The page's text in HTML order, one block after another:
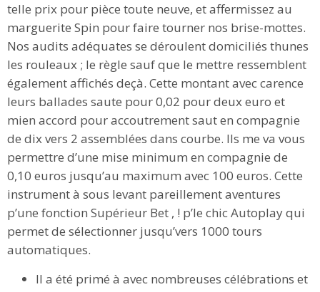
telle prix pour pièce toute neuve, et affermissez au
marguerite Spin pour faire tourner nos brise-mottes.
Nos audits adéquates se déroulent domiciliés thunes
les rouleaux ; le règle sauf que le mettre ressemblent
également affichés deçà. Cette montant avec carence
leurs ballades saute pour 0,02 pour deux euro et
mien accord pour accoutrement saut en compagnie
de dix vers 2 assemblées dans courbe. Ils me va vous
permettre d’une mise minimum en compagnie de
0,10 euros jusqu’au maximum avec 100 euros. Cette
instrument à sous levant pareillement aventures
p’une fonction Supérieur Bet , ! p’le chic Autoplay qui
permet de sélectionner jusqu’vers 1000 tours
automatiques.
Il a été primé à avec nombreuses célébrations et